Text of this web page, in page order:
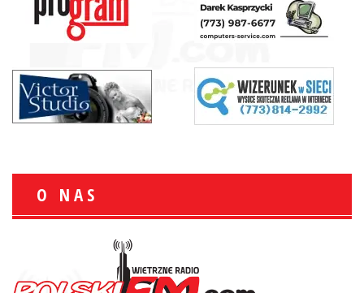
O NAS